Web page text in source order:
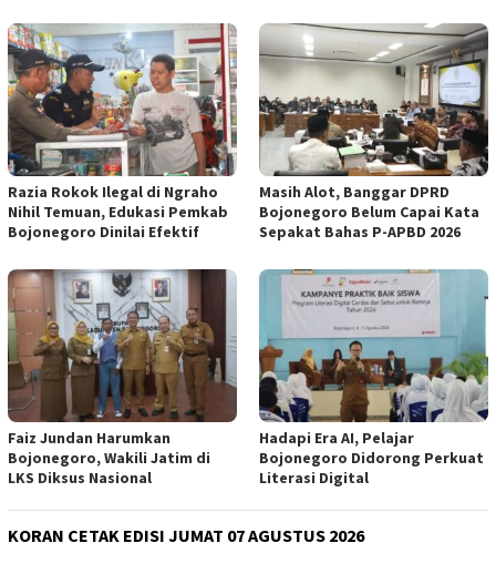
Razia Rokok Ilegal di Ngraho
Nihil Temuan, Edukasi Pemkab
Bojonegoro Dinilai Efektif
Masih Alot, Banggar DPRD
Bojonegoro Belum Capai Kata
Sepakat Bahas P-APBD 2026
Faiz Jundan Harumkan
Bojonegoro, Wakili Jatim di
LKS Diksus Nasional
Hadapi Era AI, Pelajar
Bojonegoro Didorong Perkuat
Literasi Digital
KORAN CETAK EDISI JUMAT 07 AGUSTUS 2026